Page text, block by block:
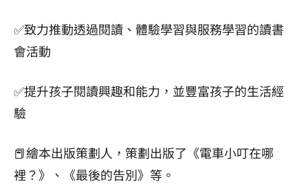
✅致力推動透過閱讀、體驗學習與服務學習的讀書
會活動
✅提升孩子閱讀興趣和能力，並豐富孩子的生活經
驗
📕繪本出版策劃人，策劃出版了《電車小叮在哪
裡？》、《最後的告別》等。